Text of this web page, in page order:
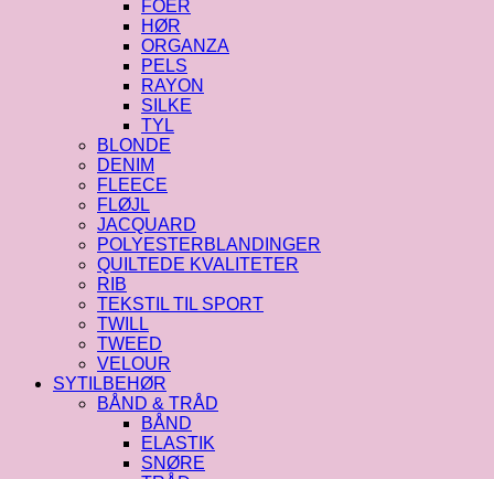
FOER
HØR
ORGANZA
PELS
RAYON
SILKE
TYL
BLONDE
DENIM
FLEECE
FLØJL
JACQUARD
POLYESTERBLANDINGER
QUILTEDE KVALITETER
RIB
TEKSTIL TIL SPORT
TWILL
TWEED
VELOUR
SYTILBEHØR
BÅND & TRÅD
BÅND
ELASTIK
SNØRE